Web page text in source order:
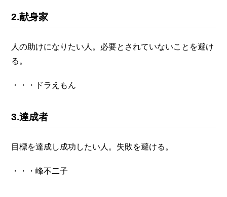
2.献身家
人の助けになりたい人。必要とされていないことを避け
る。
・・・ドラえもん
3.達成者
目標を達成し成功したい人。失敗を避ける。
・・・峰不二子